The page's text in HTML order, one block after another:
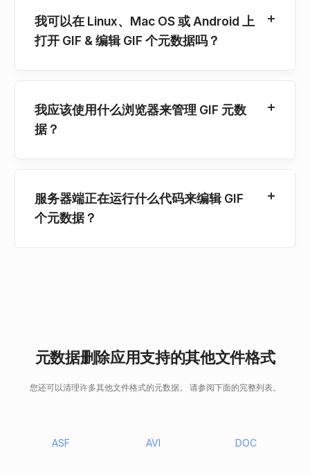
我可以在 Linux、Mac OS 或 Android 上
打开 GIF & 编辑 GIF 个元数据吗？
我应该使用什么浏览器来管理 GIF 元数
据？
服务器端正在运行什么代码来编辑 GIF
个元数据？
元数据删除应用支持的其他文件格式
您还可以清理许多其他文件格式的元数据。 请参阅下面的完整列表。
ASF AVI DOC